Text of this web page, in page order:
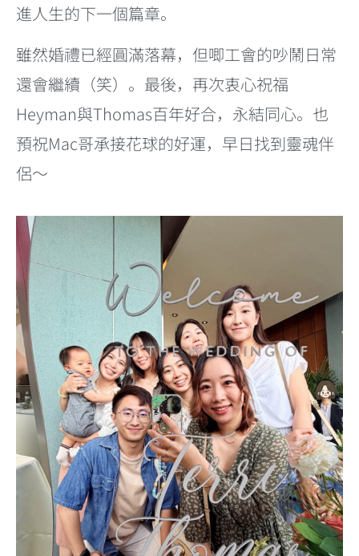
進人生的下一個篇章。
雖然婚禮已經圓滿落幕，但唧工會的吵鬧日常
還會繼續（笑）。最後，再次衷心祝福
Heyman與Thomas百年好合，永結同心。也
預祝Mac哥承接花球的好運，早日找到靈魂伴
侶～